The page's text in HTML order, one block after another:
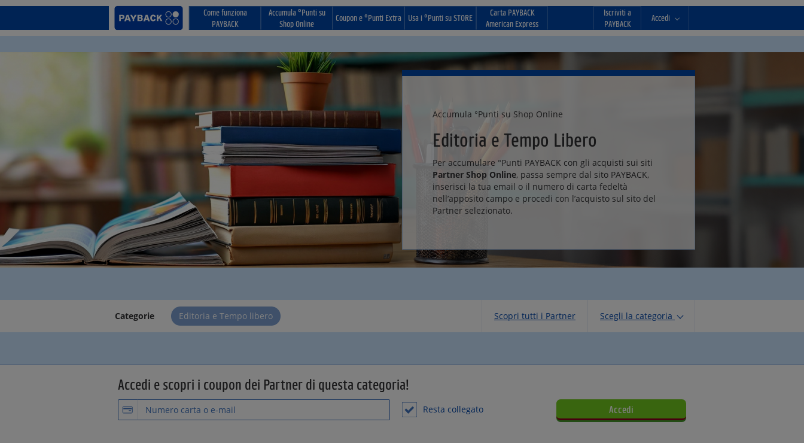
Come funziona
PAYBACK
Accumula °Punti su
Shop Online
Coupon e °Punti Extra Usa i °Punti su STORE
Carta PAYBACK
American Express
Iscriviti a
PAYBACK
Accedi
Accumula °Punti su Shop Online
Editoria e Tempo Libero
Per accumulare °Punti PAYBACK con gli acquisti sui siti
Partner Shop Online, passa sempre dal sito PAYBACK,
inserisci la tua email o il numero di carta fedeltà
nell’apposito campo e procedi con l’acquisto sul sito del
Partner selezionato.
Categorie Editoria e Tempo libero Scopri tutti i Partner Scegli la categoria
Accedi e scopri i coupon dei Partner di questa categoria!
Resta collegato